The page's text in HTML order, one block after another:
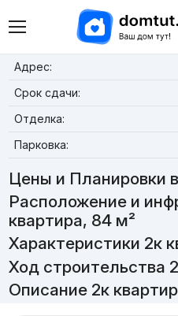
Адрес:
Срок сдачи:
Отделка:
Парковка:
Цены и Планировки
Расположение и
квартира, 84 м²
Характеристики 2к
Ход строительства
Описание 2к